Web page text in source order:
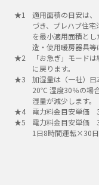
適用面積の目安は
づき、プレハブ住
を最小適用面積と
造・使用暖房器具等
「お急ぎ」モード
に戻ります。
加湿量は（一社）
20℃ 湿度30％の場
湿量が減少します。
電力料金目安単価
電力料金目安単価
1日8時間運転×30日